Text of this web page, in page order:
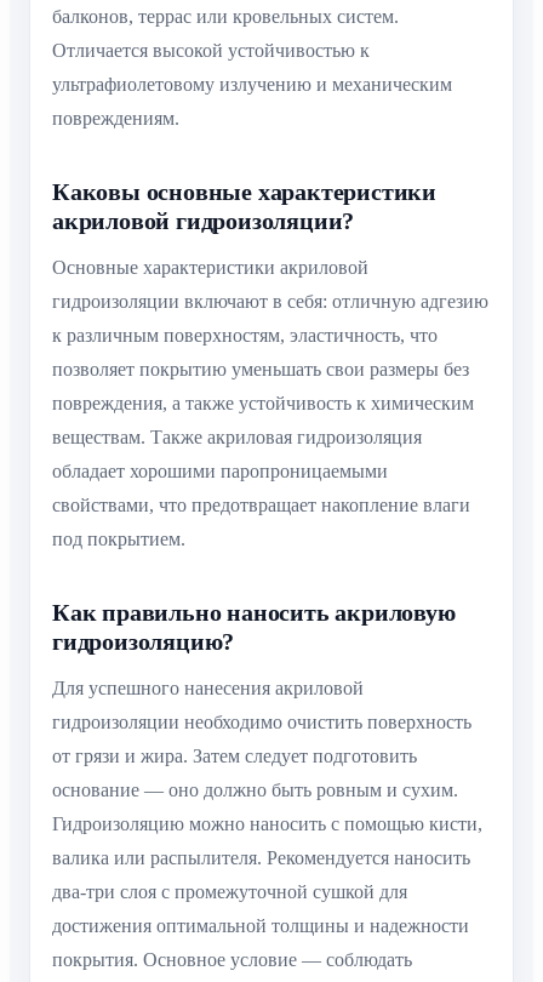
балконов, террас или кровельных систем.
Отличается высокой устойчивостью к
ультрафиолетовому излучению и механическим
повреждениям.
Каковы основные характеристики
акриловой гидроизоляции?
Основные характеристики акриловой
гидроизоляции включают в себя: отличную адгезию
к различным поверхностям, эластичность, что
позволяет покрытию уменьшать свои размеры без
повреждения, а также устойчивость к химическим
веществам. Также акриловая гидроизоляция
обладает хорошими паропроницаемыми
свойствами, что предотвращает накопление влаги
под покрытием.
Как правильно наносить акриловую
гидроизоляцию?
Для успешного нанесения акриловой
гидроизоляции необходимо очистить поверхность
от грязи и жира. Затем следует подготовить
основание — оно должно быть ровным и сухим.
Гидроизоляцию можно наносить с помощью кисти,
валика или распылителя. Рекомендуется наносить
два-три слоя с промежуточной сушкой для
достижения оптимальной толщины и надежности
покрытия. Основное условие — соблюдать